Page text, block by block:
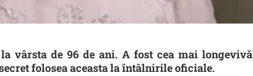
vârsta de 96 de ani. A fost cea mai longevivă
folosea aceasta la întâlnirile oficiale.